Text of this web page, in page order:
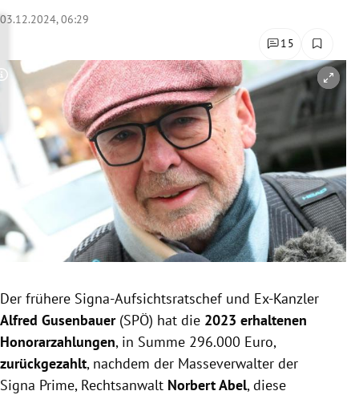
Untermenü
Untermenü
Untermenü
Untermenü
Untermenü
Untermenü
Untermenü
03.12.2024, 06:29
15
Copyright-Hinweis öffnen/schließen
Der frühere Signa-Aufsichtsratschef und Ex-Kanzler
Alfred Gusenbauer (SPÖ) hat die 2023 erhaltenen
Honorarzahlungen, in Summe 296.000 Euro,
zurückgezahlt, nachdem der Masseverwalter der
Signa Prime, Rechtsanwalt Norbert Abel, diese